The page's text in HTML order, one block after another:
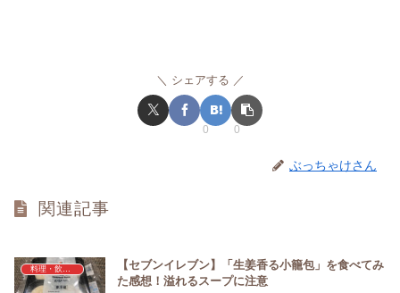
シェアする
0 0
ぶっちゃけさん
関連記事
【セブンイレブン】「生姜香る小籠包」を食べてみ
た感想！溢れるスープに注意